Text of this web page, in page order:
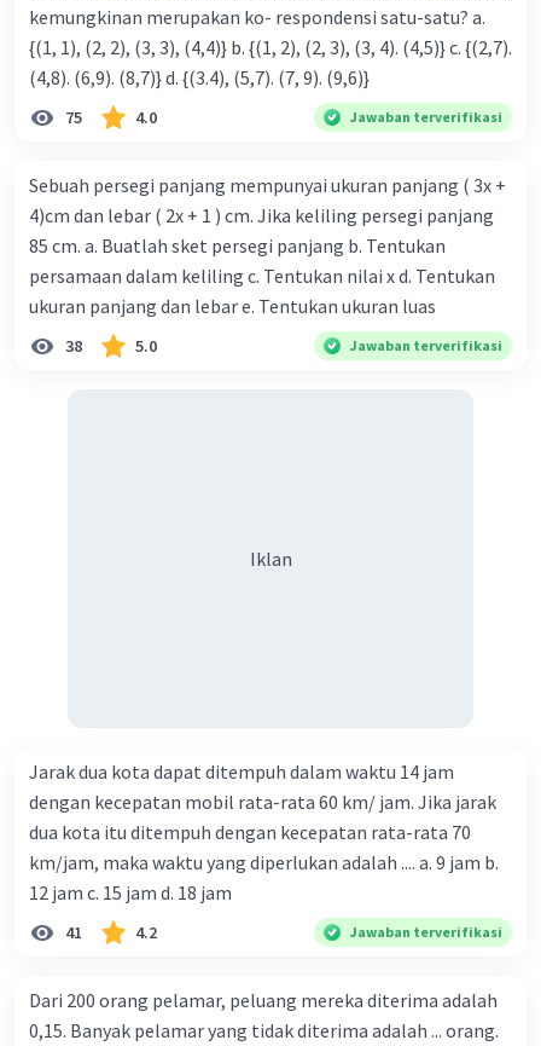
kemungkinan merupakan ko- respondensi satu-satu? a.
{(1, 1), (2, 2), (3, 3), (4,4)} b. {(1, 2), (2, 3), (3, 4). (4,5)} c. {(2,7).
(4,8). (6,9). (8,7)} d. {(3.4), (5,7). (7, 9). (9,6)}
75 4.0 Jawaban terverifikasi
Sebuah persegi panjang mempunyai ukuran panjang ( 3x +
4)cm dan lebar ( 2x + 1 ) cm. Jika keliling persegi panjang
85 cm. a. Buatlah sket persegi panjang b. Tentukan
persamaan dalam keliling c. Tentukan nilai x d. Tentukan
ukuran panjang dan lebar e. Tentukan ukuran luas
38 5.0 Jawaban terverifikasi
Iklan
Jarak dua kota dapat ditempuh dalam waktu 14 jam
dengan kecepatan mobil rata-rata 60 km/ jam. Jika jarak
dua kota itu ditempuh dengan kecepatan rata-rata 70
km/jam, maka waktu yang diperlukan adalah .... a. 9 jam b.
12 jam c. 15 jam d. 18 jam
41 4.2 Jawaban terverifikasi
Dari 200 orang pelamar, peluang mereka diterima adalah
0,15. Banyak pelamar yang tidak diterima adalah ... orang.